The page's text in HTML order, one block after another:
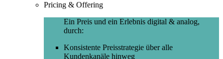
Pricing & Offering
Ein Preis und ein Erlebnis digital & analog,
durch:
Konsistente Preisstrategie über alle
Kundenkanäle hinweg